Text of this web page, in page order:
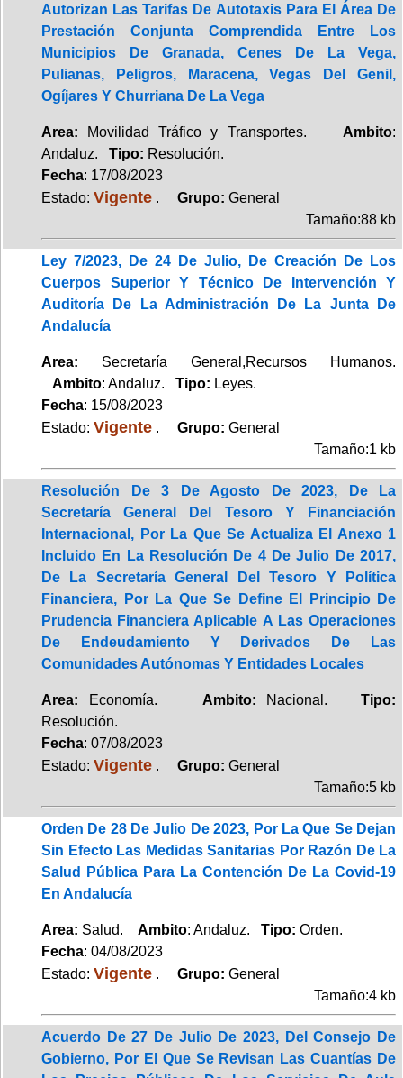
Autorizan Las Tarifas De Autotaxis Para El Área De
Prestación Conjunta Comprendida Entre Los
Municipios De Granada, Cenes De La Vega,
Pulianas, Peligros, Maracena, Vegas Del Genil,
Ogíjares Y Churriana De La Vega
Area: Movilidad Tráfico y Transportes. Ambito:
Andaluz. Tipo: Resolución.
Fecha: 17/08/2023
Estado: Vigente . Grupo: General
Tamaño:88 kb
Ley 7/2023, De 24 De Julio, De Creación De Los
Cuerpos Superior Y Técnico De Intervención Y
Auditoría De La Administración De La Junta De
Andalucía
Area: Secretaría General,Recursos Humanos.
Ambito: Andaluz. Tipo: Leyes.
Fecha: 15/08/2023
Estado: Vigente . Grupo: General
Tamaño:1 kb
Resolución De 3 De Agosto De 2023, De La
Secretaría General Del Tesoro Y Financiación
Internacional, Por La Que Se Actualiza El Anexo 1
Incluido En La Resolución De 4 De Julio De 2017,
De La Secretaría General Del Tesoro Y Política
Financiera, Por La Que Se Define El Principio De
Prudencia Financiera Aplicable A Las Operaciones
De Endeudamiento Y Derivados De Las
Comunidades Autónomas Y Entidades Locales
Area: Economía. Ambito: Nacional.Tipo:
Resolución.
Fecha: 07/08/2023
Estado: Vigente . Grupo: General
Tamaño:5 kb
Orden De 28 De Julio De 2023, Por La Que Se Dejan
Sin Efecto Las Medidas Sanitarias Por Razón De La
Salud Pública Para La Contención De La Covid-19
En Andalucía
Area: Salud. Ambito: Andaluz. Tipo: Orden.
Fecha: 04/08/2023
Estado: Vigente . Grupo: General
Tamaño:4 kb
Acuerdo De 27 De Julio De 2023, Del Consejo De
Gobierno, Por El Que Se Revisan Las Cuantías De